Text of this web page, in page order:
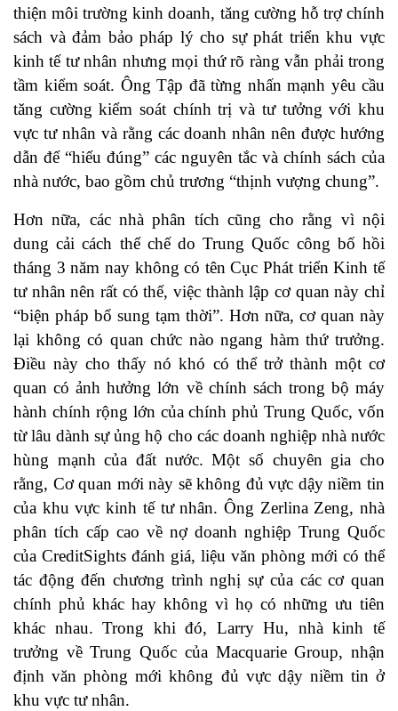
thiện môi trường kinh doanh, tăng cường hỗ trợ chính
sách và đảm bảo pháp lý cho sự phát triển khu vực
kinh tế tư nhân nhưng mọi thứ rõ ràng vẫn phải trong
tầm kiểm soát. Ông Tập đã từng nhấn mạnh yêu cầu
tăng cường kiểm soát chính trị và tư tưởng với khu
vực tư nhân và rằng các doanh nhân nên được hướng
dẫn để “hiểu đúng” các nguyên tắc và chính sách của
nhà nước, bao gồm chủ trương “thịnh vượng chung”.
Hơn nữa, các nhà phân tích cũng cho rằng vì nội
dung cải cách thể chế do Trung Quốc công bố hồi
tháng 3 năm nay không có tên Cục Phát triển Kinh tế
tư nhân nên rất có thể, việc thành lập cơ quan này chỉ
“biện pháp bổ sung tạm thời”. Hơn nữa, cơ quan này
lại không có quan chức nào ngang hàm thứ trưởng.
Điều này cho thấy nó khó có thể trở thành một cơ
quan có ảnh hưởng lớn về chính sách trong bộ máy
hành chính rộng lớn của chính phủ Trung Quốc, vốn
từ lâu dành sự ủng hộ cho các doanh nghiệp nhà nước
hùng mạnh của đất nước. Một số chuyên gia cho
rằng, Cơ quan mới này sẽ không đủ vực dậy niềm tin
của khu vực kinh tế tư nhân. Ông Zerlina Zeng, nhà
phân tích cấp cao về nợ doanh nghiệp Trung Quốc
của CreditSights đánh giá, liệu văn phòng mới có thể
tác động đến chương trình nghị sự của các cơ quan
chính phủ khác hay không vì họ có những ưu tiên
khác nhau. Trong khi đó, Larry Hu, nhà kinh tế
trưởng về Trung Quốc của Macquarie Group, nhận
định văn phòng mới không đủ vực dậy niềm tin ở
khu vực tư nhân.